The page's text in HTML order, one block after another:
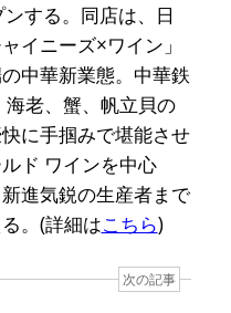
ンする。同店は、日
イニーズ×ワイン」
中華新業態。中華鉄
老、蟹、帆立貝の
に手掴みで堪能させ
ド ワインを中心
進気鋭の生産者まで
。(詳細はこちら)
次の記事